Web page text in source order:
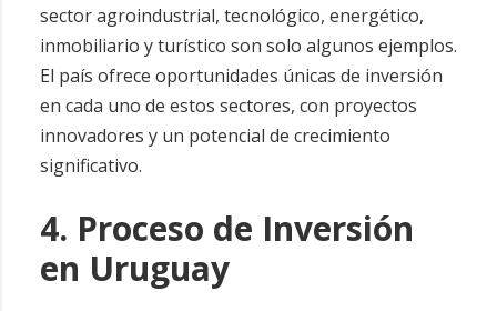
sector agroindustrial, tecnológico, energético,
inmobiliario y turístico son solo algunos ejemplos.
El país ofrece oportunidades únicas de inversión
en cada uno de estos sectores, con proyectos
innovadores y un potencial de crecimiento
significativo.
4. Proceso de Inversión
en Uruguay